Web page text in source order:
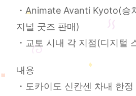
・Animate Avanti Kyoto(승
지널 굿즈 판매)
・교토 시내 각 지점(디지털
내용
・도카이도 신칸센 차내 한